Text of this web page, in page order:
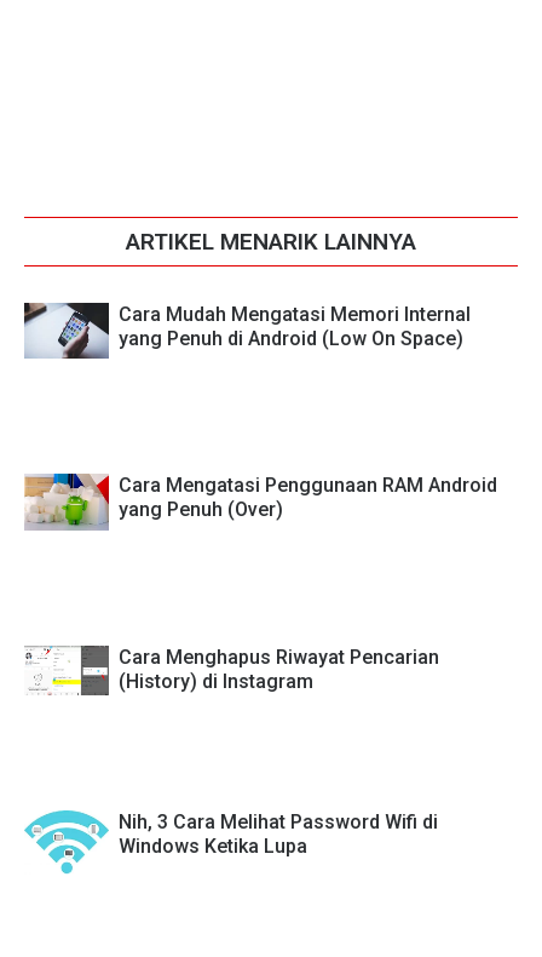
ARTIKEL MENARIK LAINNYA
Cara Mudah Mengatasi Memori Internal
yang Penuh di Android (Low On Space)
Cara Mengatasi Penggunaan RAM Android
yang Penuh (Over)
Cara Menghapus Riwayat Pencarian
(History) di Instagram
Nih, 3 Cara Melihat Password Wifi di
Windows Ketika Lupa